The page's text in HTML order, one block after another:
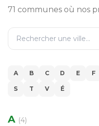
71 communes où nos
A B C D E F
S T V É
A (4)